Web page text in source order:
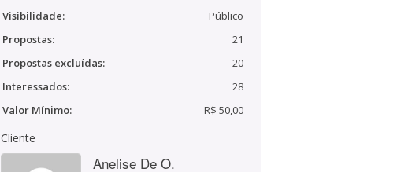
Visibilidade:
Público
Propostas:
21
Propostas excluídas:
20
Interessados:
28
Valor Mínimo:
R$ 50,00
Cliente
Anelise De O.